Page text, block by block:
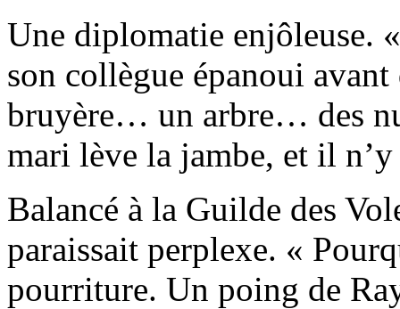
Une diplomatie enjôleuse.
son collègue épanoui
bruyère… un arbre… des
mari lève la jambe, et il
Balancé à la Guilde des
paraissait perplexe. «
pourriture. Un poing de